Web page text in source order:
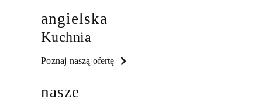
angielska
Kuchnia
Poznaj naszą ofertę
nasze